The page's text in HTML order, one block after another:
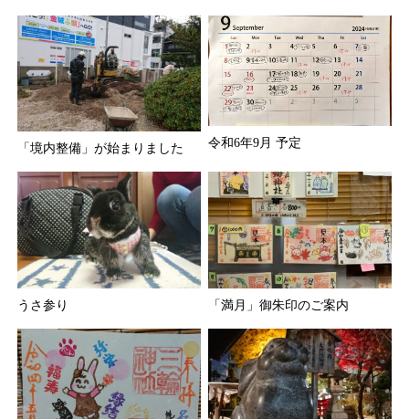
「境内整備」が始まりました 令和6年9月 予定
うさ参り 「満月」御朱印のご案内